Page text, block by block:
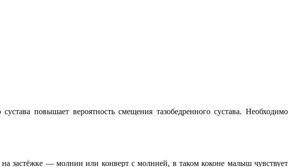
повышает вероятность смещения тазобедренного сустава. Необходимо
застёжке — молнии или конверт с молнией, в таком коконе малыш чувствует